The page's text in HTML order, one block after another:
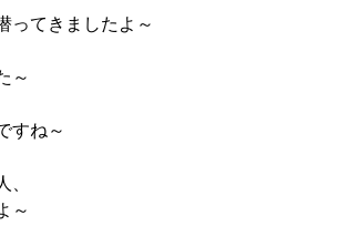
ってきましたよ～
～
すね～
、
～